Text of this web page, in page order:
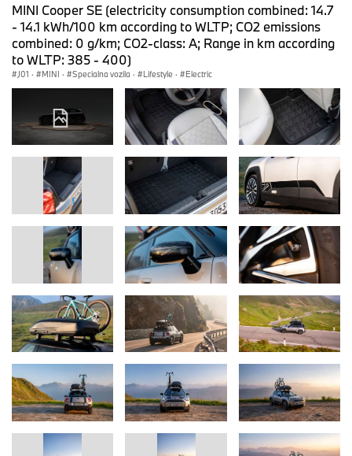
MINI Cooper SE (electricity consumption combined: 14.7
- 14.1 kWh/100 km according to WLTP; CO2 emissions
combined: 0 g/km; CO2-class: A; Range in km according
to WLTP: 385 - 400)
J01 · MINI · Specialna vozila · Lifestyle · Electric